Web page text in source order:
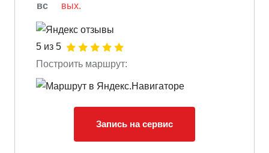
вс
вых.
5 из 5
Построить маршрут:
Запись на сервис